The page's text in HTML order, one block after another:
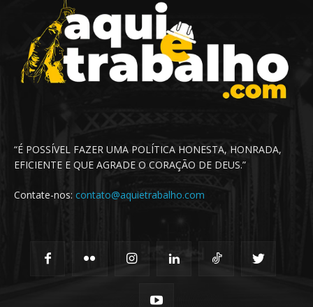
“É POSSÍVEL FAZER UMA POLÍTICA HONESTA, HONRADA,
EFICIENTE E QUE AGRADE O CORAÇÃO DE DEUS.”
Contate-nos: contato@aquietrabalho.com